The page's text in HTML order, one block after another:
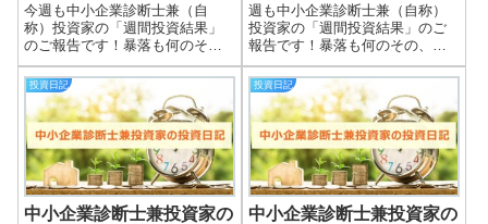
今週も中小企業診断士兼（自
称）投資家の「週間投資結果」
のご報告です！暴落も何のそ
の、細々やっている投資結果を
皆さまと共有できればと思いま
す＾＾実際の保有株式数量や現
在の損益状況も記載していま
す。大したことない金額しか保
有していませんので期待...
週も中小企業診断士兼（自称）
投資家の「週間投資結果」のご
報告です！暴落も何のその、
細々やっている投資結果を皆さ
まと共有できればと思います＾
＾実際の保有株式数量や現在の
損益状況も記載しています。大
したことない金額しか保有して
いませんので期待し...
投資日記
中小企業診断士兼投資家の
投資日記
中小企業診断士兼投資家の